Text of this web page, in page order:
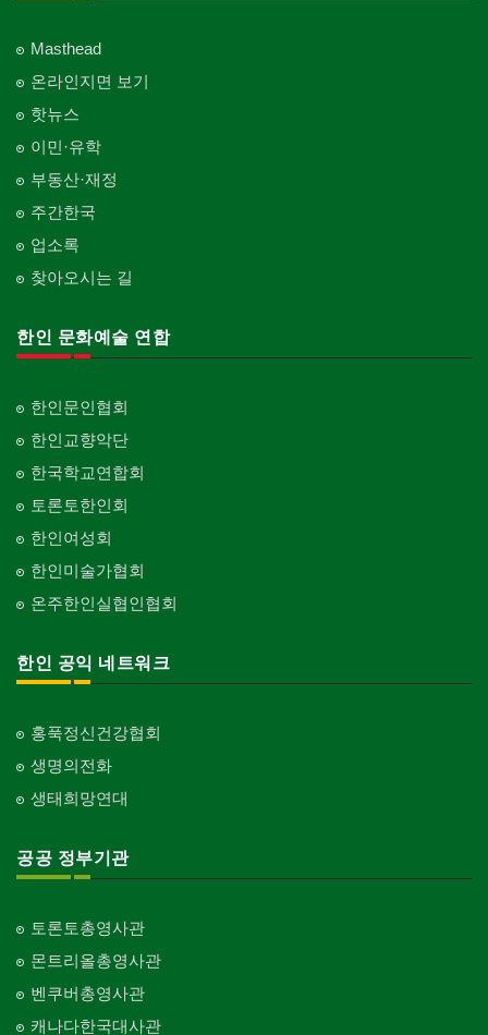
Masthead
온라인지면 보기
핫뉴스
이민·유학
부동산·재정
주간한국
업소록
찾아오시는 길
한인 문화예술 연합
한인문인협회
한인교향악단
한국학교연합회
토론토한인회
한인여성회
한인미술가협회
온주한인실협인협회
한인 공익 네트워크
홍푹정신건강협회
생명의전화
생태희망연대
공공 정부기관
토론토총영사관
몬트리올총영사관
벤쿠버총영사관
캐나다한국대사관